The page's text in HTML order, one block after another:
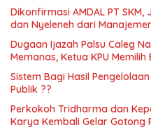
Dikonfirmasi AMDAL PT
dan Nyeleneh dari
Dugaan Ijazah Palsu Caleg
Memanas, Ketua KPU
Sistem Bagi Hasil
Publik ??
Perkokoh Tridharma dan
Karya Kembali Gelar Gotong